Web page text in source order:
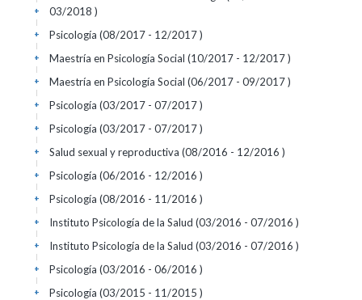
03/2018 )
+
Psicología (08/2017 - 12/2017 )
+
Maestría en Psicología Social (10/2017 - 12/2017 )
+
Maestría en Psicología Social (06/2017 - 09/2017 )
+
Psicología (03/2017 - 07/2017 )
+
Psicología (03/2017 - 07/2017 )
+
Salud sexual y reproductiva (08/2016 - 12/2016 )
+
Psicología (06/2016 - 12/2016 )
+
Psicología (08/2016 - 11/2016 )
+
Instituto Psicología de la Salud (03/2016 - 07/2016 )
+
Instituto Psicología de la Salud (03/2016 - 07/2016 )
+
Psicología (03/2016 - 06/2016 )
+
Psicología (03/2015 - 11/2015 )
+